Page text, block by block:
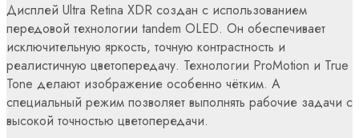
Дисплей Ultra Retina XDR создан с использованием
передовой технологии tandem OLED. Он обеспечивает
исключительную яркость, точную контрастность и
реалистичную цветопередачу. Технологии ProMotion и True
Tone делают изображение особенно чётким. А
специальный режим позволяет выполнять рабочие задачи с
высокой точностью цветопередачи.